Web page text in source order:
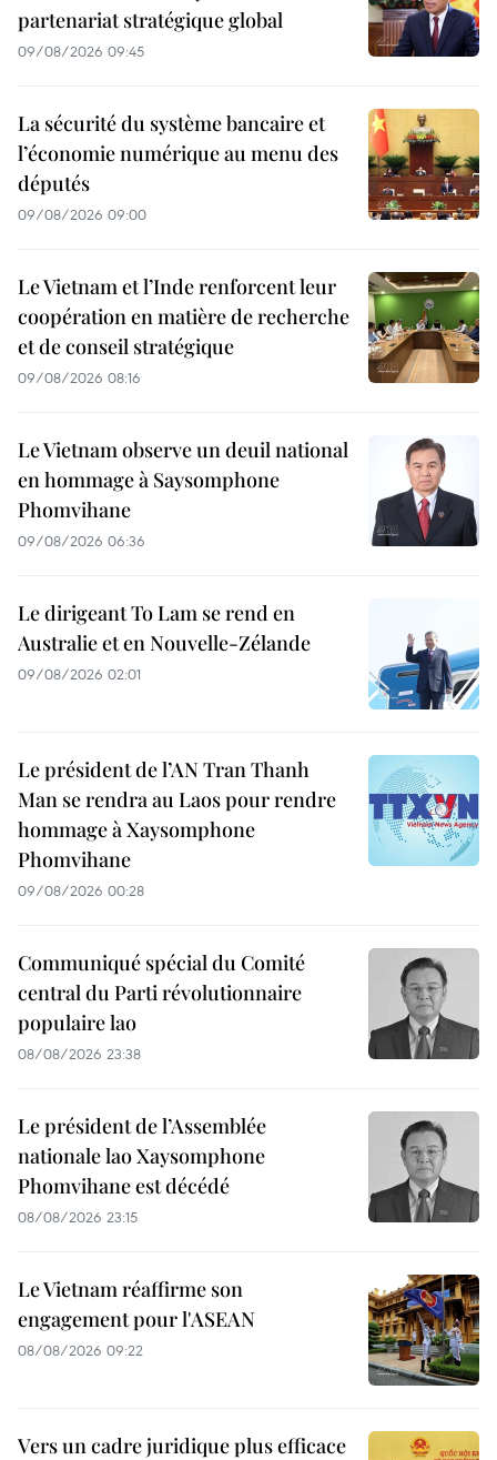
partenariat stratégique global
09/08/2026 09:45
La sécurité du système bancaire et
l’économie numérique au menu des
députés
09/08/2026 09:00
Le Vietnam et l’Inde renforcent leur
coopération en matière de recherche
et de conseil stratégique
09/08/2026 08:16
Le Vietnam observe un deuil national
en hommage à Saysomphone
Phomvihane
09/08/2026 06:36
Le dirigeant To Lam se rend en
Australie et en Nouvelle-Zélande
09/08/2026 02:01
Le président de l’AN Tran Thanh
Man se rendra au Laos pour rendre
hommage à Xaysomphone
Phomvihane
09/08/2026 00:28
Communiqué spécial du Comité
central du Parti révolutionnaire
populaire lao
08/08/2026 23:38
Le président de l’Assemblée
nationale lao Xaysomphone
Phomvihane est décédé
08/08/2026 23:15
Le Vietnam réaffirme son
engagement pour l'ASEAN
08/08/2026 09:22
Vers un cadre juridique plus efficace